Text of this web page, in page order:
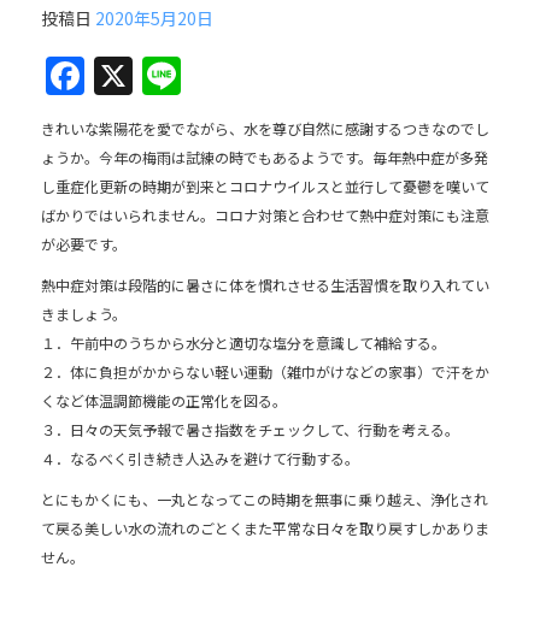
投稿日 2020年5月20日
F
a
c
e
b
o
o
k
X Li
n
e
きれいな紫陽花を愛でながら、水を尊び自然に感謝するつきなのでし
ょうか。今年の梅雨は試練の時でもあるようです。毎年熱中症が多発
し重症化更新の時期が到来とコロナウイルスと並行して憂鬱を嘆いて
ばかりではいられません。コロナ対策と合わせて熱中症対策にも注意
が必要です。
熱中症対策は段階的に暑さに体を慣れさせる生活習慣を取り入れてい
きましょう。
１．午前中のうちから水分と適切な塩分を意識して補給する。
２．体に負担がかからない軽い運動（雑巾がけなどの家事）で汗をか
くなど体温調節機能の正常化を図る。
３．日々の天気予報で暑さ指数をチェックして、行動を考える。
４．なるべく引き続き人込みを避けて行動する。
とにもかくにも、一丸となってこの時期を無事に乗り越え、浄化され
て戻る美しい水の流れのごとくまた平常な日々を取り戻すしかありま
せん。